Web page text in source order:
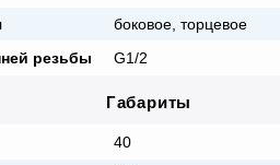
боковое, торцевое
резьбы
G1/2
Габариты
40